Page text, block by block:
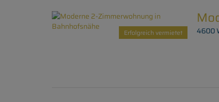
Erfolgreich vermietet 4600